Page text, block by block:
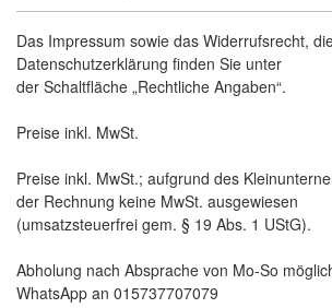
Das Impressum sowie das Widerrufsrecht,
Datenschutzerklärung finden Sie unter
der Schaltfläche „Rechtliche Angaben“.
Preise inkl. MwSt.
Preise inkl. MwSt.; aufgrund des
der Rechnung keine MwSt. ausgewiesen
(umsatzsteuerfrei gem. § 19 Abs. 1 UStG).
Abholung nach Absprache von Mo-So
WhatsApp an 015737707079